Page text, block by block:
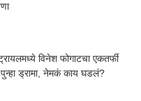
विनेश फोगाटचा एकतर्फी
ड्रामा, नेमकं काय घडलं?